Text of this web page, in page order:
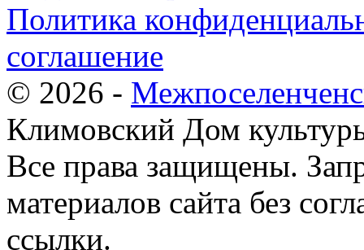
Политика
соглашение
© 2026 -
Климовский Дом
Все права защищены.
материалов сайта без
ссылки.